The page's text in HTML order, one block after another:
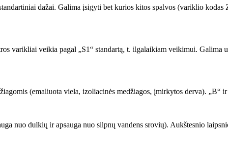
dažai. Galima įsigyti bet kurios kitos spalvos (variklio
varikliai veikia pagal „S1“ standartą, t. ilgalaikiam veikimui.
(emaliuota viela, izoliacinės medžiagos, įmirkytos derva). „B“
nuo dulkių ir apsauga nuo silpnų vandens srovių). Aukštesnio